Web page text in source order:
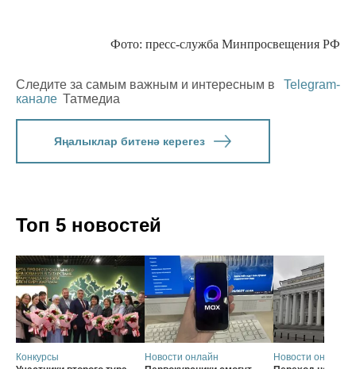
Фото: пресс-служба Минпросвещения РФ
Следите за самым важным и интересным в
Telegram-
канале Татмедиа
Яңалыклар битенә керегез
Топ 5 новостей
Конкурсы
Новости онлайн
Новости онлайн